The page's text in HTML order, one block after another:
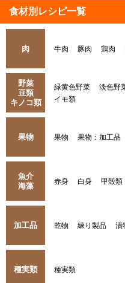
食材別レシピ一覧
肉 牛肉 豚肉 鶏肉
野菜
豆類
キノコ類
緑黄色野菜 淡色野
イモ類
果物 果物 果物：加工品
魚介
海藻
赤身 白身 甲殻類
加工品 乾物 練り製品 漬
種実類 種実類